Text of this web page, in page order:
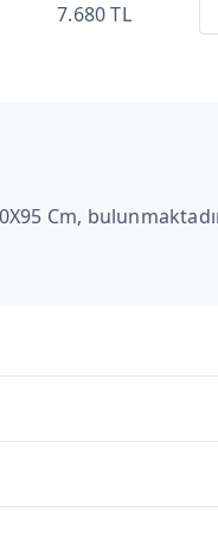
7.680 TL
Cm,